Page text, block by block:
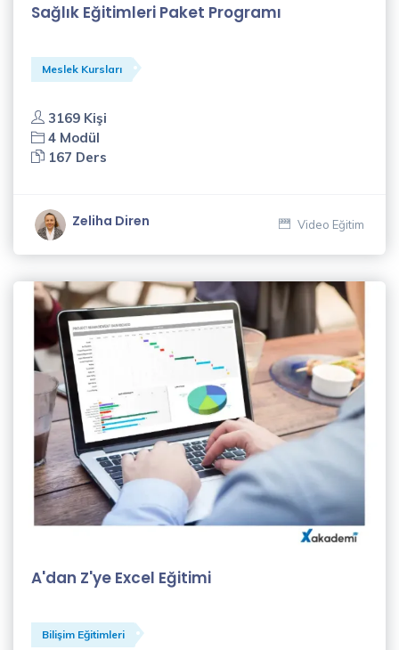
Sağlık Eğitimleri Paket Programı
Meslek Kursları
3169 Kişi
4 Modül
167 Ders
Zeliha Diren Video Eğitim
A'dan Z'ye Excel Eğitimi
Bilişim Eğitimleri